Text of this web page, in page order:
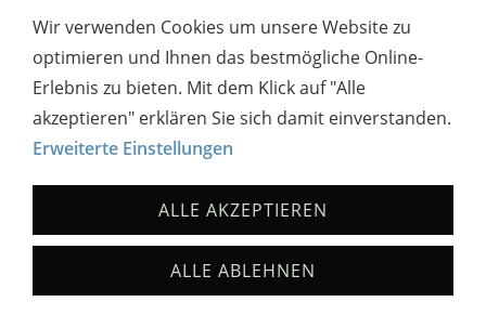
Wir verwenden Cookies um unsere Website zu
optimieren und Ihnen das bestmögliche Online-
Erlebnis zu bieten. Mit dem Klick auf "Alle
akzeptieren" erklären Sie sich damit einverstanden.
Erweiterte Einstellungen
ALLE AKZEPTIEREN
ALLE ABLEHNEN